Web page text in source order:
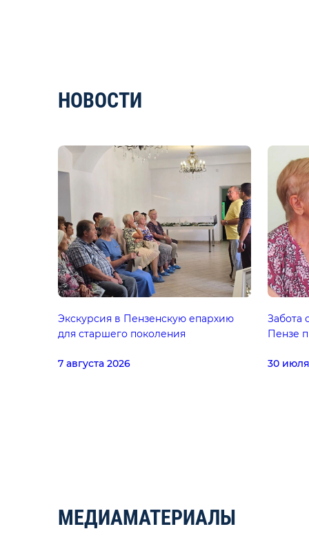
НОВОСТИ
Экскурсия в Пензенскую епархию
для старшего поколения
7 августа 2026
Забота
Пензе
30
МЕДИАМАТЕРИАЛЫ